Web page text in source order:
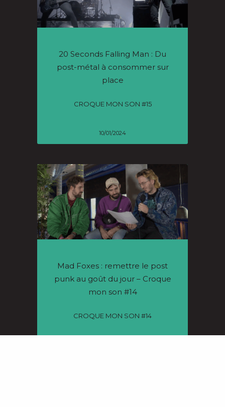
20 Seconds Falling Man : Du
post-métal à consommer sur
place
CROQUE MON SON #15
10/01/2024
Mad Foxes : remettre le post
punk au goût du jour – Croque
mon son #14
CROQUE MON SON #14